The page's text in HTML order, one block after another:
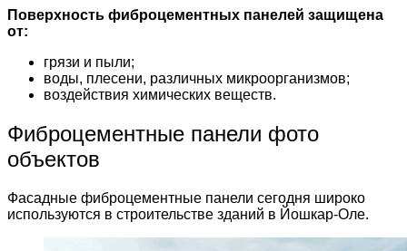
Поверхность фиброцементных панелей защищена
от:
грязи и пыли;
воды, плесени, различных микроорганизмов;
воздействия химических веществ.
Фиброцементные панели фото
объектов
Фасадные фиброцементные панели сегодня широко
используются в строительстве зданий в Йошкар-Оле.